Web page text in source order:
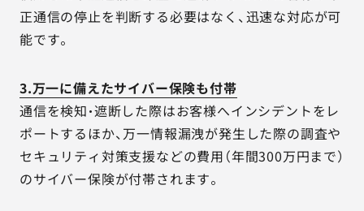
正通信の停止を判断する必要はなく、迅速な対応が可
能です。
3.万一に備えたサイバー保険も付帯
通信を検知・遮断した際はお客様へインシデントをレ
ポートするほか、万一情報漏洩が発生した際の調査や
セキュリティ対策支援などの費用（年間300万円まで）
のサイバー保険が付帯されます。